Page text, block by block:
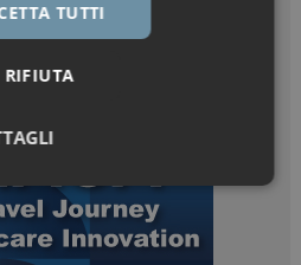
TUTTI
RIFIUTA
Marketing